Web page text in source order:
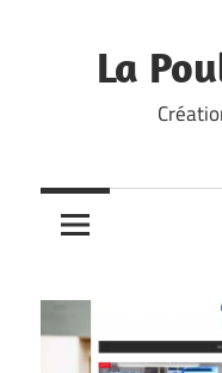
contentLa